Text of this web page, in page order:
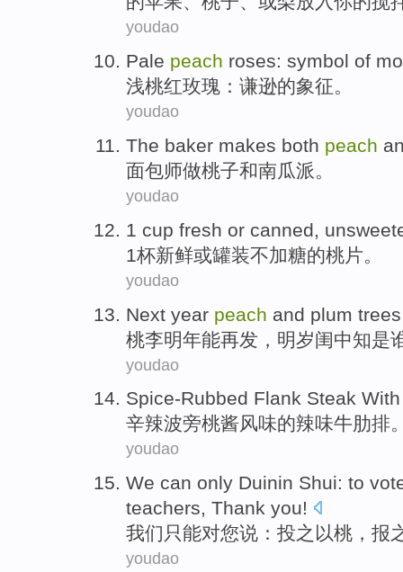
youdao
Pale peach roses: symbol of
浅桃红玫瑰 ： 谦逊的象征。
youdao
The baker makes both peach
面包师做桃子和南瓜派。
youdao
1 cup fresh or canned,
1杯新鲜或罐装不加糖的桃片。
youdao
Next year peach and plum
桃李明年能再发，明岁闺中知是
youdao
Spice-Rubbed Flank Steak
辛辣波旁桃酱风味的辣味牛肋排
youdao
We can only Duinin Shui: to
teachers, Thank you!
我们 只能对您说： 投之 以桃 ， 报
youdao